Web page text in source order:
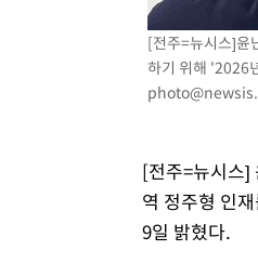
내일까지 39도 '펄펄'…
[전주=뉴시스]윤
하기 위해 '2026
[전주=뉴시스]
역 정주형 인
9일 밝혔다.